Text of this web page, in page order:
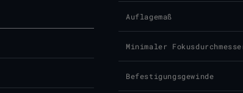
Auflagemaß
Minimaler
Befestigungsgewinde